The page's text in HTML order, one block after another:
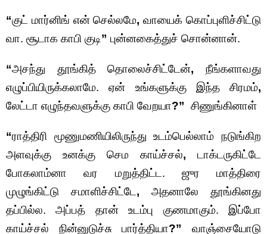
“குட் மார்னிங் என் செல்லமே,வாயைக் கொப்புளிச்சிட்டு
வா. சூடாக காபி குடி” புன்னகைத்துச் சொன்னான்.
“அசந்து தூங்கித் தொலைச்சிட்டேன்,நீங்களாவது
எழுப்பியிருக்கலாமே. ஏன் உங்களுக்கு இந்த சிரமம்,
லேட்டா எழுந்தவளுக்கு காபி வேறயா?” சிணுங்கினாள்
“ராத்திரி மூணுமணியிலிருந்து உடம்பெல்லாம் நடுங்கிற
அளவுக்கு உனக்கு செம காய்ச்சல், டாக்டருகிட்டே
போகலாம்னா வர மறுத்திட்ட. ஜுர மாத்திரை
முழுங்கிட்டு சமாளிச்சிட்டே , அதனாலே தூங்கினது
தப்பில்ல. அப்பத் தான் உடம்பு குணமாகும். இப்போ
காய்ச்சல் நின்னுடுச்சு பார்த்தியா?”வாஞ்சையோடு